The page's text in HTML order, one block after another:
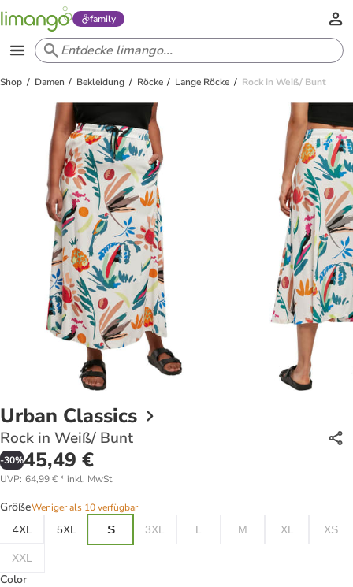
family
Shop Damen Bekleidung Röcke Lange Röcke Rock in Weiß/ Bunt
Urban Classics
Rock in Weiß/ Bunt
-30%45,49 €
UVP: 64,99 €* inkl. MwSt.
GrößeWeniger als 10 verfügbar
4XL
5XL S 3XL L M XL XS
XXL
Color